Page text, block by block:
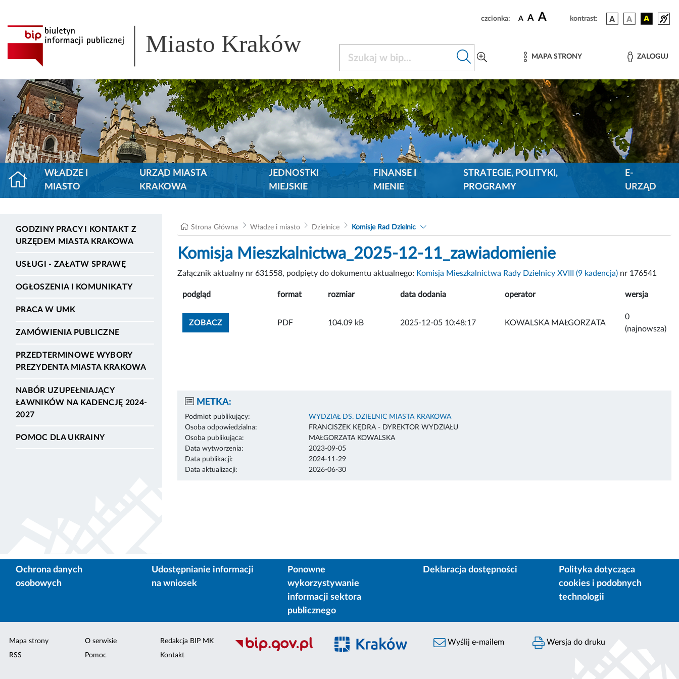
czcionka: A A A kontrast:
Miasto Kraków MAPA STRONY ZALOGUJ
WŁADZE I
MIASTO
URZĄD MIASTA
KRAKOWA
JEDNOSTKI
MIEJSKIE
FINANSE I
MIENIE
STRATEGIE, POLITYKI,
PROGRAMY
E-
URZĄD
GODZINY PRACY I KONTAKT Z
URZĘDEM MIASTA KRAKOWA
USŁUGI - ZAŁATW SPRAWĘ
OGŁOSZENIA I KOMUNIKATY
PRACA W UMK
ZAMÓWIENIA PUBLICZNE
PRZEDTERMINOWE WYBORY
PREZYDENTA MIASTA KRAKOWA
NABÓR UZUPEŁNIAJĄCY
ŁAWNIKÓW NA KADENCJĘ 2024-
2027
POMOC DLA UKRAINY
Strona Główna Władze i miasto Dzielnice Komisje Rad Dzielnic
Komisja Mieszkalnictwa_2025-12-11_zawiadomienie
Załącznik aktualny nr 631558, podpięty do dokumentu aktualnego: Komisja Mieszkalnictwa Rady Dzielnicy XVIII (9 kadencja) nr 176541
podgląd format rozmiar data dodania operator wersja
ZOBACZZOBACZ ZAŁĄCZNIK
PDF 104.09 kB 2025-12-05 10:48:17 KOWALSKA MAŁGORZATA
0
(najnowsza)
METKA:
Podmiot publikujący:
WYDZIAŁ DS. DZIELNIC MIASTA KRAKOWA
Osoba odpowiedzialna:
FRANCISZEK KĘDRA - DYREKTOR WYDZIAŁU
Osoba publikująca:
MAŁGORZATA KOWALSKA
Data wytworzenia:
2023-09-05
Data publikacji:
2024-11-29
Data aktualizacji:
2026-06-30
Ochrona danych
osobowych
Udostępnianie informacji
na wniosek
Ponowne
wykorzystywanie
informacji sektora
publicznego
Deklaracja dostępności
Polityka dotycząca
cookies i podobnych
technologii
Mapa strony
RSS
O serwisie
Pomoc
Redakcja BIP MK
Kontakt
Wyślij e-mailem Wersja do druku